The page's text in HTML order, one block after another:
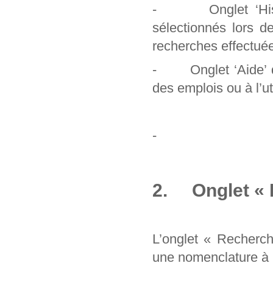
- Onglet
sélectionnés lors
recherches
- Onglet ‘Aide’
des emplois ou à
-
2. Onglet «
L’onglet «
une nomenclature